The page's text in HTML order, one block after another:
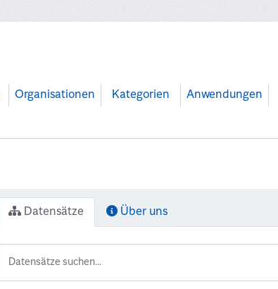
Organisationen Kategorien Anwendungen
Datensätze Über uns